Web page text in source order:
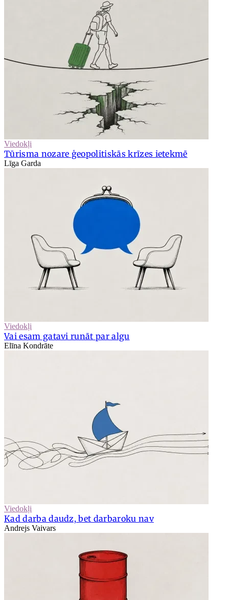
Viedokļi
Tūrisma nozare ģeopolitiskās krīzes ietekmē
Līga Garda
Viedokļi
Vai esam gatavi runāt par algu
Elīna Kondrāte
Viedokļi
Kad darba daudz, bet darbaroku nav
Andrejs Vaivars